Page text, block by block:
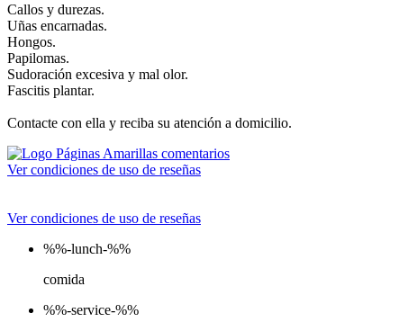
Callos y durezas.
Uñas encarnadas.
Hongos.
Papilomas.
Sudoración excesiva y mal olor.
Fascitis plantar.
Contacte con ella y reciba su atención a domicilio.
Ver condiciones de uso de reseñas
Ver condiciones de uso de reseñas
%%-lunch-%%
comida
%%-service-%%